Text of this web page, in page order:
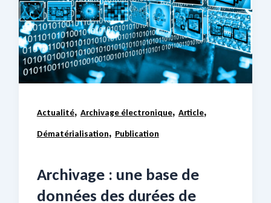
Actualité, Archivage électronique, Article,
Dématérialisation, Publication
Archivage : une base de
données des durées de